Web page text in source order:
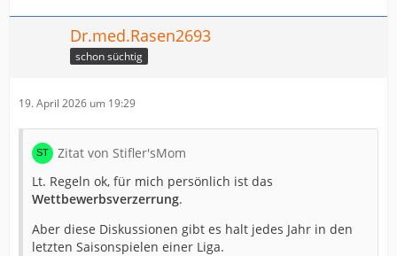
Dr.med.Rasen2693
schon süchtig
19. April 2026 um 19:29
Zitat von Stifler'sMom
Lt. Regeln ok, für mich persönlich ist das
Wettbewerbsverzerrung.
Aber diese Diskussionen gibt es halt jedes Jahr in den
letzten Saisonspielen einer Liga.